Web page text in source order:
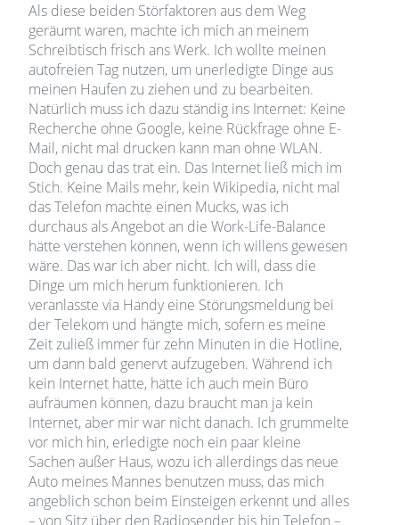
Als diese beiden Störfaktoren aus dem Weg
geräumt waren, machte ich mich an meinem
Schreibtisch frisch ans Werk. Ich wollte meinen
autofreien Tag nutzen, um unerledigte Dinge aus
meinen Haufen zu ziehen und zu bearbeiten.
Natürlich muss ich dazu ständig ins Internet: Keine
Recherche ohne Google, keine Rückfrage ohne E-
Mail, nicht mal drucken kann man ohne WLAN.
Doch genau das trat ein. Das Internet ließ mich im
Stich. Keine Mails mehr, kein Wikipedia, nicht mal
das Telefon machte einen Mucks, was ich
durchaus als Angebot an die Work-Life-Balance
hätte verstehen können, wenn ich willens gewesen
wäre. Das war ich aber nicht. Ich will, dass die
Dinge um mich herum funktionieren. Ich
veranlasste via Handy eine Störungsmeldung bei
der Telekom und hängte mich, sofern es meine
Zeit zuließ immer für zehn Minuten in die Hotline,
um dann bald genervt aufzugeben. Während ich
kein Internet hatte, hätte ich auch mein Büro
aufräumen können, dazu braucht man ja kein
Internet, aber mir war nicht danach. Ich grummelte
vor mich hin, erledigte noch ein paar kleine
Sachen außer Haus, wozu ich allerdings das neue
Auto meines Mannes benutzen muss, das mich
angeblich schon beim Einsteigen erkennt und alles
– von Sitz über den Radiosender bis hin Telefon –